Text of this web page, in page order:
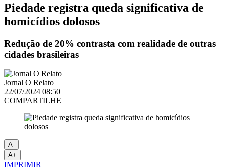
Piedade registra queda significativa de
homicídios dolosos
Redução de 20% contrasta com realidade de outras
cidades brasileiras
Jornal O Relato
22/07/2024 08:50
COMPARTILHE
A-
A+
IMPRIMIR